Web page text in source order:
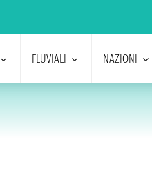
FLUVIALI NAZIONI